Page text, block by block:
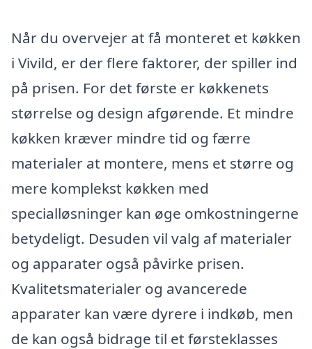
Når du overvejer at få monteret et køkken
i Vivild, er der flere faktorer, der spiller ind
på prisen. For det første er køkkenets
størrelse og design afgørende. Et mindre
køkken kræver mindre tid og færre
materialer at montere, mens et større og
mere komplekst køkken med
specialløsninger kan øge omkostningerne
betydeligt. Desuden vil valg af materialer
og apparater også påvirke prisen.
Kvalitetsmaterialer og avancerede
apparater kan være dyrere i indkøb, men
de kan også bidrage til et førsteklasses